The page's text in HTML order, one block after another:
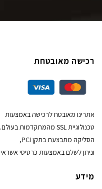
רכישה מאובטחת
אתרינו מאובטח לרכישה באמצעות
טכנולוגיית SSL מהמתקדמות בעולם.
הסליקה מתבצעת בתקן PCI,
וניתן לשלם באמצעות כרטיסי אשראי
מידע